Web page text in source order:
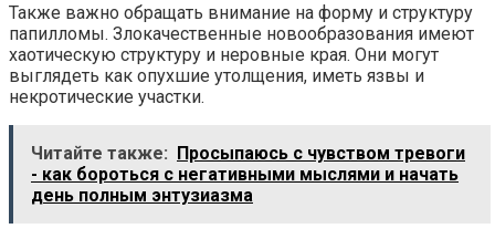
Также важно обращать внимание на форму и структуру
папилломы. Злокачественные новообразования имеют
хаотическую структуру и неровные края. Они могут
выглядеть как опухшие утолщения, иметь язвы и
некротические участки.
Читайте также: Просыпаюсь с чувством тревоги
- как бороться с негативными мыслями и начать
день полным энтузиазма